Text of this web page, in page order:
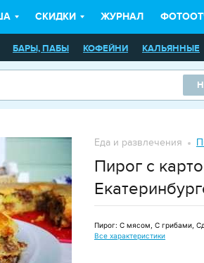
СКИДКИ ЖУРНАЛ
БАРЫ, ПАБЫ КОФЕЙНИ КАЛЬЯННЫЕ
ДОСТАВКА ЕДЫ
ПЛАНЕТАРИИ ЗООПАРКИ КИНОТЕАТРЫ
Еда и развлечения
Пирог с
Пирог: С мясом, С грибами,
Все характеристики